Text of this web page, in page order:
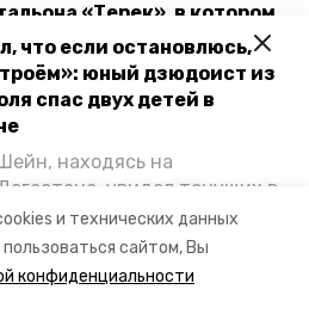
и технических данных
сайтом, Вы
конфиденциальности
что если остановлюсь,
юный дзюдоист из
спас двух детей в
находясь на
увидел тонущих в
и бросился на помощь. По
мальчика
образования края и
«Победы26» пообщался
«Терек», в котором
получили награды за
СВО и их семей
порядке — глава
сво